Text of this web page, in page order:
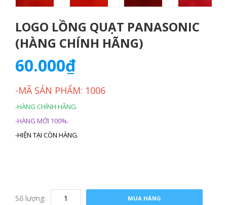
LOGO LỒNG QUẠT PANASONIC
(HÀNG CHÍNH HÃNG)
60.000₫
-MÃ SẢN PHẨM: 1006
-HÀNG CHÍNH HÃNG.
-HÀNG MỚI 100%.
-HIỆN TẠI CÒN HÀNG.
Số lượng: MUA HÀNG